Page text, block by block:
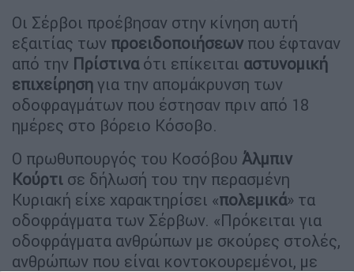
Οι Σέρβοι προέβησαν στην κίνηση αυτή
εξαιτίας των προειδοποιήσεων που έφταναν
από την Πρίστιναότι επίκειται αστυνομική
επιχείρηση για την απομάκρυνση των
οδοφραγμάτων που έστησαν πριν από 18
ημέρες στο βόρειο Κόσοβο.
Ο πρωθυπουργός του Κοσόβου Άλμπιν
Κούρτι σε δήλωσή του την περασμένη
Κυριακή είχε χαρακτηρίσει «πολεμικά» τα
οδοφράγματα των Σέρβων. «Πρόκειται για
οδοφράγματα ανθρώπων με σκούρες στολές,
ανθρώπων που είναι κοντοκουρεμένοι, με